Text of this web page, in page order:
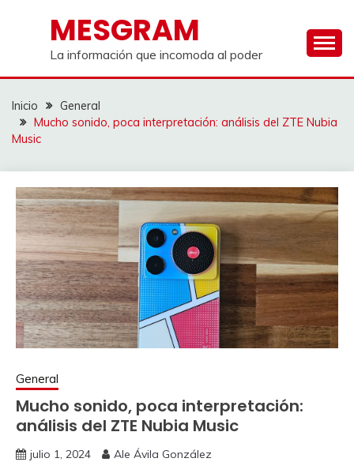
contenidoMESGRAM
La información que incomoda al poder
Inicio
General
Mucho sonido, poca interpretación: análisis del ZTE Nubia
Music
General
Mucho sonido, poca interpretación:
análisis del ZTE Nubia Music
julio 1, 2024 Ale Ávila González